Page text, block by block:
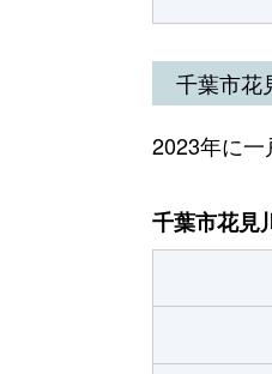
千葉市花
2023年に一
千葉市花見